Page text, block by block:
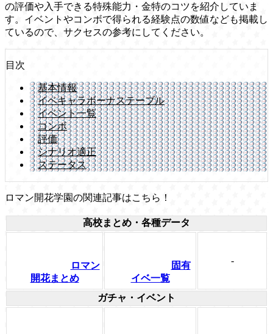
の評価や入手できる特殊能力・金特のコツを紹介していま
す。イベントやコンボで得られる経験点の数値なども掲載し
ているので、サクセスの参考にしてください。
目次
基本情報
イベキャラボーナステーブル
イベント一覧
コンボ
評価
シナリオ適正
ステータス
ロマン開花学園の関連記事はこちら！
高校まとめ・各種データ
ロマン
開花まとめ
固有
イベ一覧
-
ガチャ・イベント